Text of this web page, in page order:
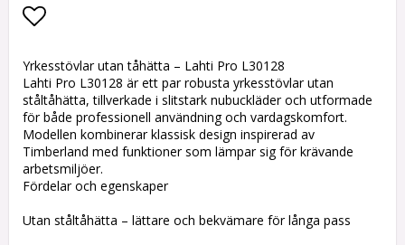
Lägg till i favoritlistan
Yrkesstövlar utan tåhätta – Lahti Pro L30128
Lahti Pro L30128 är ett par robusta yrkesstövlar utan
ståltåhätta, tillverkade i slitstark nubuckläder och utformade
för både professionell användning och vardagskomfort.
Modellen kombinerar klassisk design inspirerad av
Timberland med funktioner som lämpar sig för krävande
arbetsmiljöer.
Fördelar och egenskaper
Utan ståltåhätta – lättare och bekvämare för långa pass